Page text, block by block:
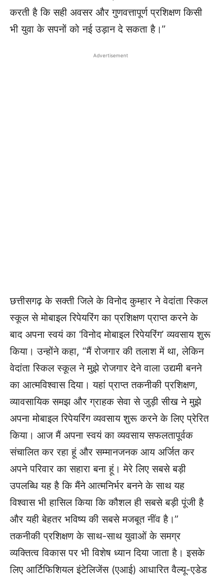
करती है कि सही अवसर और गुणवत्तापूर्ण प्रशिक्षण किसी
भी युवा के सपनों को नई उड़ान दे सकता है।”
Advertisement
छत्तीसगढ़ के सक्ती जिले के विनोद कुम्हार ने वेदांता स्किल
स्कूल से मोबाइल रिपेयरिंग का प्रशिक्षण प्राप्त करने के
बाद अपना स्वयं का ‘विनोद मोबाइल रिपेयरिंग’ व्यवसाय शुरू
किया। उन्होंने कहा, “मैं रोजगार की तलाश में था, लेकिन
वेदांता स्किल स्कूल ने मुझे रोजगार देने वाला उद्यमी बनने
का आत्मविश्वास दिया। यहां प्राप्त तकनीकी प्रशिक्षण,
व्यावसायिक समझ और ग्राहक सेवा से जुड़ी सीख ने मुझे
अपना मोबाइल रिपेयरिंग व्यवसाय शुरू करने के लिए प्रेरित
किया। आज मैं अपना स्वयं का व्यवसाय सफलतापूर्वक
संचालित कर रहा हूं और सम्मानजनक आय अर्जित कर
अपने परिवार का सहारा बना हूं। मेरे लिए सबसे बड़ी
उपलब्धि यह है कि मैंने आत्मनिर्भर बनने के साथ यह
विश्वास भी हासिल किया कि कौशल ही सबसे बड़ी पूंजी है
और यही बेहतर भविष्य की सबसे मजबूत नींव है।”
तकनीकी प्रशिक्षण के साथ-साथ युवाओं के समग्र
व्यक्तित्व विकास पर भी विशेष ध्यान दिया जाता है। इसके
लिए आर्टिफिशियल इंटेलिजेंस (एआई) आधारित वैल्यू-एडेड